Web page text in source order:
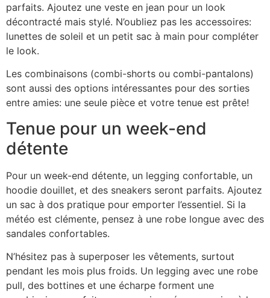
parfaits. Ajoutez une veste en jean pour un look
décontracté mais stylé. N’oubliez pas les accessoires:
lunettes de soleil et un petit sac à main pour compléter
le look.
Les combinaisons (combi-shorts ou combi-pantalons)
sont aussi des options intéressantes pour des sorties
entre amies: une seule pièce et votre tenue est prête!
Tenue pour un week-end
détente
Pour un week-end détente, un legging confortable, un
hoodie douillet, et des sneakers seront parfaits. Ajoutez
un sac à dos pratique pour emporter l’essentiel. Si la
météo est clémente, pensez à une robe longue avec des
sandales confortables.
N’hésitez pas à superposer les vêtements, surtout
pendant les mois plus froids. Un legging avec une robe
pull, des bottines et une écharpe forment une